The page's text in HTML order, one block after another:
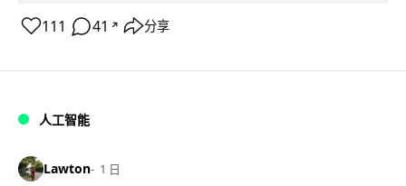
111 41 ↗ 分享
人工智能
Lawton 1 日